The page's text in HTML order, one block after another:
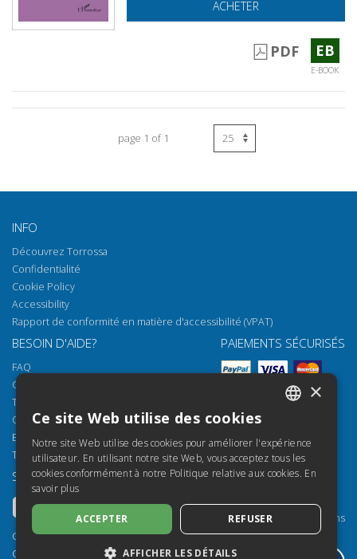
ACHETER
PDF EB
E-BOOK
page 1 of 1
INFO
Découvrez Torrossa
Confidentialité
Cookie Policy
Accessibility
Rapport de conformité en matière d'accessibilité (VPAT)
BESOIN D'AIDE?
FAQ
Comment ouvrir nos documents
Torrossa Reader
Options d'accès
Email: helpdesk@torrossa.com
Tel:
+39 055 5018800
PAIEMENTS SÉCURISÉS
SUIVEZ-NOUS
Copyright 2000-2026
Casalini Libri
NOS RESSOURCES
Torrossa pour Institutions
Torrossa Open
Library Services
SPANISH
FRENCH
ENGLISH
GERMAN
×
Ce site Web utilise des cookies
Notre site Web utilise des cookies pour améliorer l'expérience
utilisateur. En utilisant notre site Web, vous acceptez tous les
cookies conformément à notre Politique relative aux cookies. En
savoir plus
ACCEPTER REFUSER
AFFICHER LES DÉTAILS